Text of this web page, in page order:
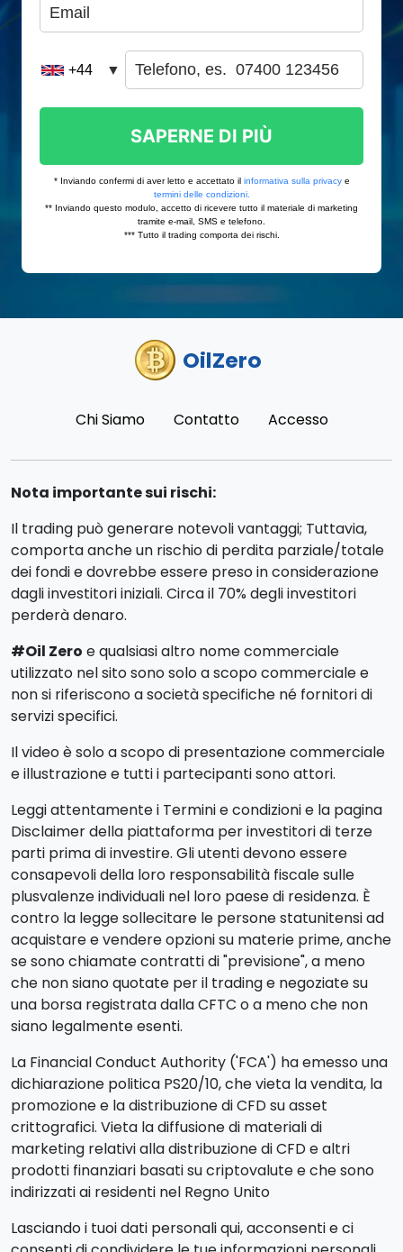
OilZero
Chi Siamo Contatto Accesso
Nota importante sui rischi:
Il trading può generare notevoli vantaggi; Tuttavia,
comporta anche un rischio di perdita parziale/totale
dei fondi e dovrebbe essere preso in considerazione
dagli investitori iniziali. Circa il 70% degli investitori
perderà denaro.
#Oil Zero e qualsiasi altro nome commerciale
utilizzato nel sito sono solo a scopo commerciale e
non si riferiscono a società specifiche né fornitori di
servizi specifici.
Il video è solo a scopo di presentazione commerciale
e illustrazione e tutti i partecipanti sono attori.
Leggi attentamente i Termini e condizioni e la pagina
Disclaimer della piattaforma per investitori di terze
parti prima di investire. Gli utenti devono essere
consapevoli della loro responsabilità fiscale sulle
plusvalenze individuali nel loro paese di residenza. È
contro la legge sollecitare le persone statunitensi ad
acquistare e vendere opzioni su materie prime, anche
se sono chiamate contratti di "previsione", a meno
che non siano quotate per il trading e negoziate su
una borsa registrata dalla CFTC o a meno che non
siano legalmente esenti.
La Financial Conduct Authority ('FCA') ha emesso una
dichiarazione politica PS20/10, che vieta la vendita, la
promozione e la distribuzione di CFD su asset
crittografici. Vieta la diffusione di materiali di
marketing relativi alla distribuzione di CFD e altri
prodotti finanziari basati su criptovalute e che sono
indirizzati ai residenti nel Regno Unito
Lasciando i tuoi dati personali qui, acconsenti e ci